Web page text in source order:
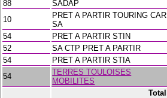
88
SADAP
10
PRET A PARTIR TOURING CAR
SA
54
PRET A PARTIR STIN
52
SA CTP PRET A PARTIR
54
PRET A PARTIR STIA
54
TERRES TOULOISES
MOBILITES
Total